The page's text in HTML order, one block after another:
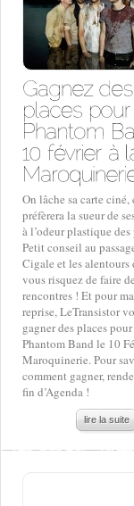
On lâche sa carte ciné,
préfèrera la sueur de
à l’odeur plastique
Petit conseil au
Cigale et les alentours
vous risquez de faire
rencontres ! Et pour
reprise, LeTransistor
gagner des places
Phantom Band le 10
Maroquinerie. Pour
comment gagner,
fin d’Agenda !
lire la suite